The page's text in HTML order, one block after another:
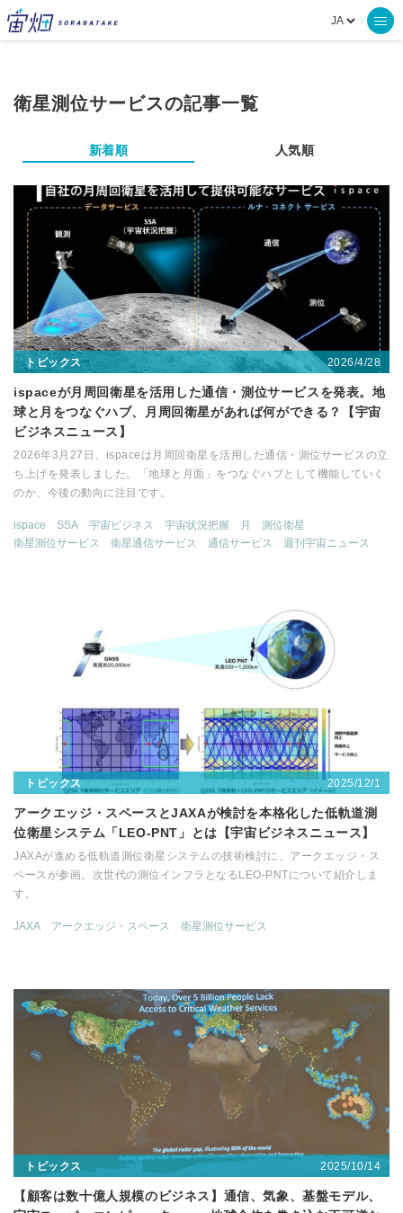
衛星測位サービスの記事一覧
新着順 人気順
トピックス 2026/4/28
ispaceが月周回衛星を活用した通信・測位サービスを発表。地
球と月をつなぐハブ、月周回衛星があれば何ができる？【宇宙
ビジネスニュース】
2026年3月27日、ispaceは月周回衛星を活用した通信・測位サービスの立
ち上げを発表しました。「地球と月面」をつなぐハブとして機能していく
のか、今後の動向に注目です。
ispace SSA 宇宙ビジネス 宇宙状況把握 月
測位衛星
衛星測位サービス
衛星通信サービス 通信サービス 週刊宇宙ニュース
トピックス 2025/12/1
アークエッジ・スペースとJAXAが検討を本格化した低軌道測
位衛星システム「LEO-PNT」とは【宇宙ビジネスニュース】
JAXAが進める低軌道測位衛星システムの技術検討に、アークエッジ・ス
ペースが参画。次世代の測位インフラとなるLEO-PNTについて紹介しま
す。
JAXA アークエッジ・スペース 衛星測位サービス
トピックス 2025/10/14
【顧客は数十億人規模のビジネス】通信、気象、基盤モデル、